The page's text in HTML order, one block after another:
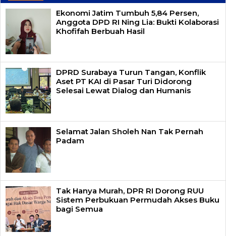
Ekonomi Jatim Tumbuh 5,84 Persen,
Anggota DPD RI Ning Lia: Bukti Kolaborasi
Khofifah Berbuah Hasil
DPRD Surabaya Turun Tangan, Konflik
Aset PT KAI di Pasar Turi Didorong
Selesai Lewat Dialog dan Humanis
Selamat Jalan Sholeh Nan Tak Pernah
Padam
Tak Hanya Murah, DPR RI Dorong RUU
Sistem Perbukuan Permudah Akses Buku
bagi Semua